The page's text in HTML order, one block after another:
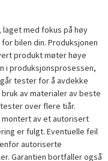
med fokus på høy
bilen din. Produksjonen
produkt møter høye
i produksjonsprosessen,
tester for å avdekke
av materialer av beste
over flere tiår.
av et autorisert
er fulgt. Eventuelle feil
autoriserte
Garantien bortfaller også